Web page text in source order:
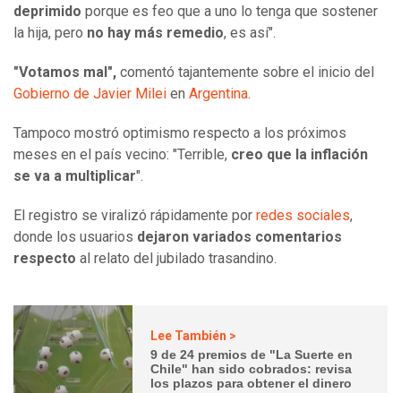
deprimido porque es feo que a uno lo tenga que sostener
la hija, pero no hay más remedio, es así".
"Votamos mal", comentó tajantemente sobre el inicio del
Gobierno de Javier Milei en Argentina.
Tampoco mostró optimismo respecto a los próximos
meses en el país vecino: "Terrible, creo que la inflación
se va a multiplicar".
El registro se viralizó rápidamente por redes sociales,
donde los usuarios dejaron variados comentarios
respecto al relato del jubilado trasandino.
Lee También >
9 de 24 premios de "La Suerte en
Chile" han sido cobrados: revisa
los plazos para obtener el dinero